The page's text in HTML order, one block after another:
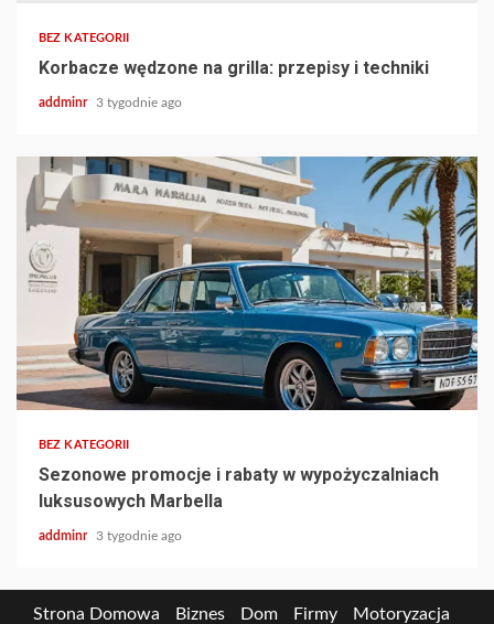
BEZ KATEGORII
Korbacze wędzone na grilla: przepisy i techniki
addminr 3 tygodnie ago
BEZ KATEGORII
Sezonowe promocje i rabaty w wypożyczalniach
luksusowych Marbella
addminr 3 tygodnie ago
Strona Domowa Biznes Dom Firmy Motoryzacja